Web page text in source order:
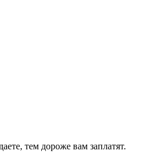
тем дороже вам заплатят.